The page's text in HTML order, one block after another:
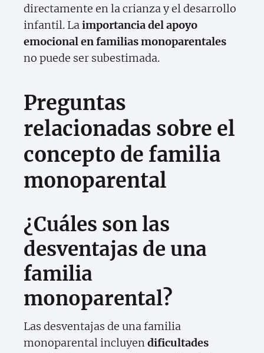
directamente en la crianza y el desarrollo
infantil. Laimportancia del apoyo
emocional en familias monoparentales
no puede ser subestimada.
Preguntas
relacionadas sobre el
concepto de familia
monoparental
¿Cuáles son las
desventajas de una
familia
monoparental?
Las desventajas de una familia
monoparental incluyendificultades